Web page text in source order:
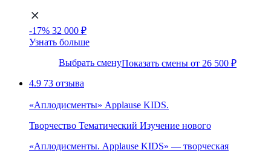
-17% 32 000 ₽
Узнать больше
Выбрать сменуПоказать смены от 26 500 ₽
4.9 73 отзыва
«Аплодисменты» Applause KIDS.
Творчество Тематический Изучение нового
«Аплодисменты. Applause KIDS» — творческая